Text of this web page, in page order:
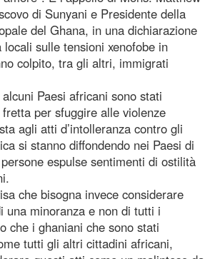
di Sunyani e Presidente della
del Ghana, in una dichiarazione
sulle tensioni xenofobe in
colpito, tra gli altri, immigrati
Paesi africani sono stati
per sfuggire alle violenze
agli atti d’intolleranza contro gli
si stanno diffondendo nei Paesi di
espulse sentimenti di ostilità
che bisogna invece considerare
una minoranza e non di tutti i
che i ghaniani che sono stati
tutti gli altri cittadini africani,